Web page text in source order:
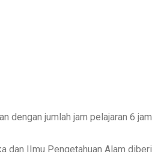
dengan jumlah jam pelajaran 6 jam
dan IImu Pengetahuan Alam diberi